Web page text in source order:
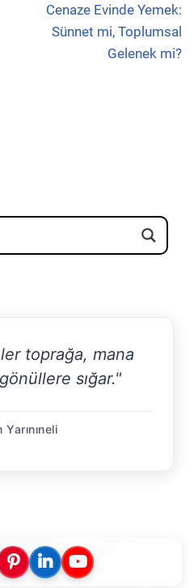
Cenaze Evinde Yemek:
Sünnet mi, Toplumsal
Gelenek mi?
toprağa, mana
sığar."
Yarınıneli